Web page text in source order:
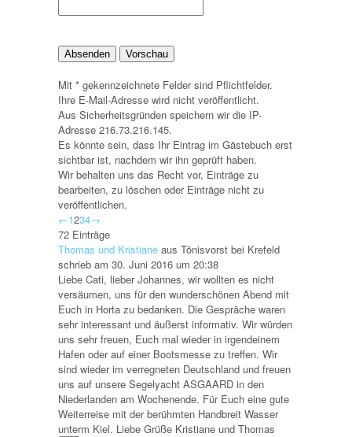
Mit * gekennzeichnete Felder sind Pflichtfelder.
Ihre E-Mail-Adresse wird nicht veröffentlicht.
Aus Sicherheitsgründen speichern wir die IP-
Adresse 216.73.216.145.
Es könnte sein, dass Ihr Eintrag im Gästebuch erst
sichtbar ist, nachdem wir ihn geprüft haben.
Wir behalten uns das Recht vor, Einträge zu
bearbeiten, zu löschen oder Einträge nicht zu
veröffentlichen.
Navigation
der
Gästebuchliste
←1234→
72 Einträge
Thomas und Kristiane aus Tönisvorst bei Krefeld
schrieb am 30. Juni 2016 um 20:38
Liebe Cati, lieber Johannes, wir wollten es nicht
versäumen, uns für den wunderschönen Abend mit
Euch in Horta zu bedanken. Die Gespräche waren
sehr interessant und äußerst informativ. Wir würden
uns sehr freuen, Euch mal wieder in irgendeinem
Hafen oder auf einer Bootsmesse zu treffen. Wir
sind wieder im verregneten Deutschland und freuen
uns auf unsere Segelyacht ASGAARD in den
Niederlanden am Wochenende. Für Euch eine gute
Weiterreise mit der berühmten Handbreit Wasser
unterm Kiel. Liebe Grüße Kristiane und Thomas